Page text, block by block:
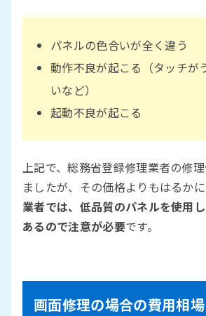
パネルの色合いが全く違う
動作不良が起こる（タッチが
いなど）
起動不良が起こる
上記で、総務省登録修理業者の修
ましたが、その価格よりもはるかに
業者では、低品質のパネルを使用
あるので注意が必要です。
画面修理の場合の費用相